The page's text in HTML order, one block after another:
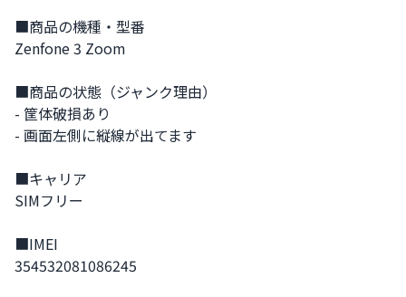
■商品の機種・型番
Zenfone 3 Zoom
■商品の状態（ジャンク理由）
- 筐体破損あり
- 画面左側に縦線が出てます
■キャリア
SIMフリー
■IMEI
354532081086245